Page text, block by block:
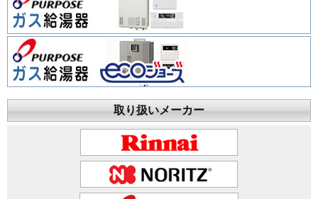
取り扱いメーカー